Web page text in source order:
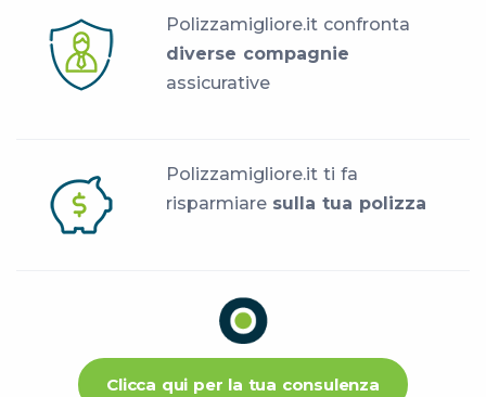
Polizzamigliore.it confronta
diverse compagnie
assicurative
Polizzamigliore.it ti fa
risparmiare sulla tua polizza
Clicca qui per la tua consulenza